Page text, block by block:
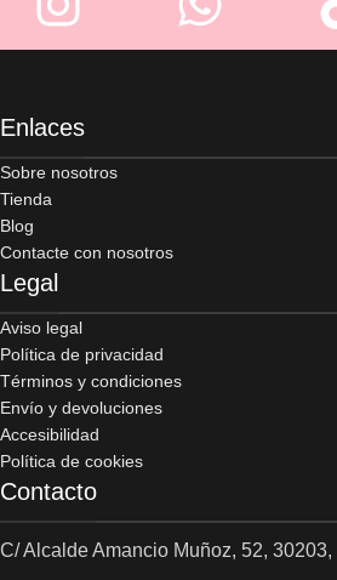
Enlaces
Sobre nosotros
Tienda
Blog
Contacte con nosotros
Legal
Aviso legal
Política de privacidad
Términos y condiciones
Envío y devoluciones
Accesibilidad
Política de cookies
Contacto
C/ Alcalde Amancio Muñoz, 52,